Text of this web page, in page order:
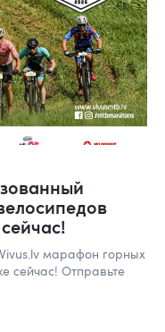
марафон горных
сейчас! Отправьте